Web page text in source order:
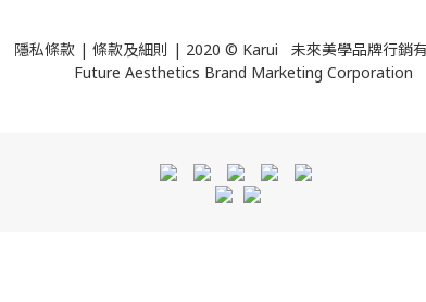
隱私條款 | 條款及細則 | 2020 © Karui 未來美學品牌行銷
Future Aesthetics Brand Marketing Corporation